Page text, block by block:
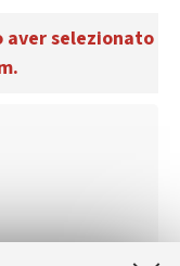
aver selezionato